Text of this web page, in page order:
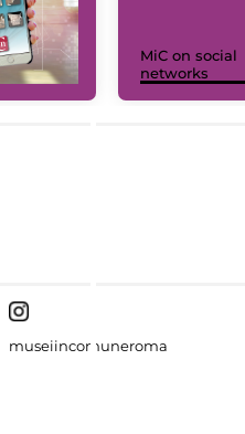
MiC on social
networks
museiincomuneroma